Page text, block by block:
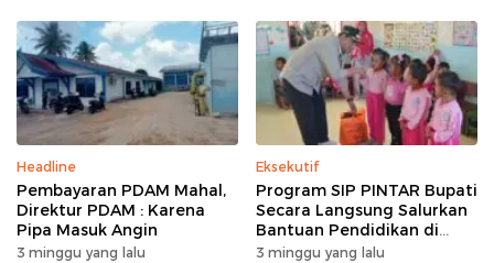
Headline
Pembayaran PDAM Mahal,
Direktur PDAM : Karena
Pipa Masuk Angin
3 minggu yang lalu
Eksekutif
Program SIP PINTAR Bupati
Secara Langsung Salurkan
Bantuan Pendidikan di
Desa Mampuak ll
3 minggu yang lalu